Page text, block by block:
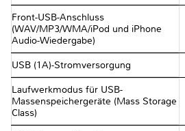
Front-USB-Anschluss
(WAV/MP3/WMA/iPod und iPhone
Audio-Wiedergabe)
USB (1A)-Stromversorgung
Laufwerkmodus für USB-
Massenspeichergeräte (Mass Storage
Class)